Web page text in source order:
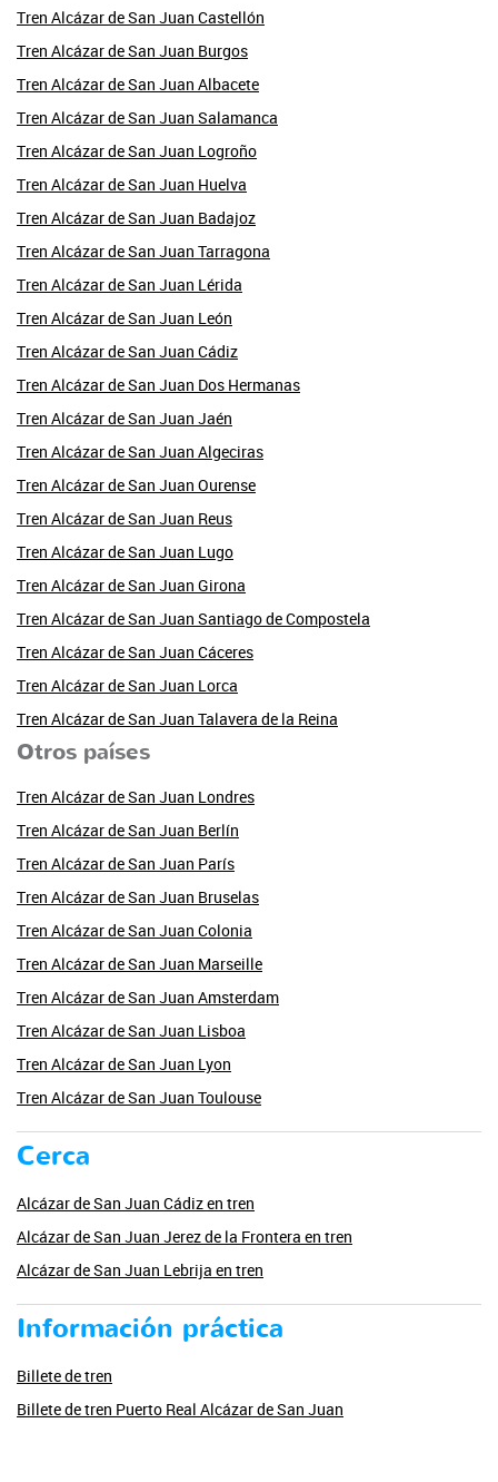
Tren Alcázar de San Juan Castellón
Tren Alcázar de San Juan Burgos
Tren Alcázar de San Juan Albacete
Tren Alcázar de San Juan Salamanca
Tren Alcázar de San Juan Logroño
Tren Alcázar de San Juan Huelva
Tren Alcázar de San Juan Badajoz
Tren Alcázar de San Juan Tarragona
Tren Alcázar de San Juan Lérida
Tren Alcázar de San Juan León
Tren Alcázar de San Juan Cádiz
Tren Alcázar de San Juan Dos Hermanas
Tren Alcázar de San Juan Jaén
Tren Alcázar de San Juan Algeciras
Tren Alcázar de San Juan Ourense
Tren Alcázar de San Juan Reus
Tren Alcázar de San Juan Lugo
Tren Alcázar de San Juan Girona
Tren Alcázar de San Juan Santiago de Compostela
Tren Alcázar de San Juan Cáceres
Tren Alcázar de San Juan Lorca
Tren Alcázar de San Juan Talavera de la Reina
Otros países
Tren Alcázar de San Juan Londres
Tren Alcázar de San Juan Berlín
Tren Alcázar de San Juan París
Tren Alcázar de San Juan Bruselas
Tren Alcázar de San Juan Colonia
Tren Alcázar de San Juan Marseille
Tren Alcázar de San Juan Amsterdam
Tren Alcázar de San Juan Lisboa
Tren Alcázar de San Juan Lyon
Tren Alcázar de San Juan Toulouse
Cerca
Alcázar de San Juan Cádiz en tren
Alcázar de San Juan Jerez de la Frontera en tren
Alcázar de San Juan Lebrija en tren
Información práctica
Billete de tren
Billete de tren Puerto Real Alcázar de San Juan